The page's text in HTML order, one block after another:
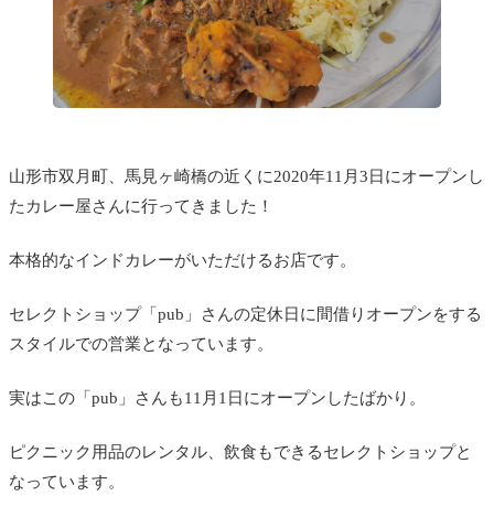
山形市双月町、馬見ヶ崎橋の近くに2020年11月3日にオープンし
たカレー屋さんに行ってきました！
本格的なインドカレーがいただけるお店です。
セレクトショップ「pub」さんの定休日に間借りオープンをする
スタイルでの営業となっています。
実はこの「pub」さんも11月1日にオープンしたばかり。
ピクニック用品のレンタル、飲食もできるセレクトショップと
なっています。